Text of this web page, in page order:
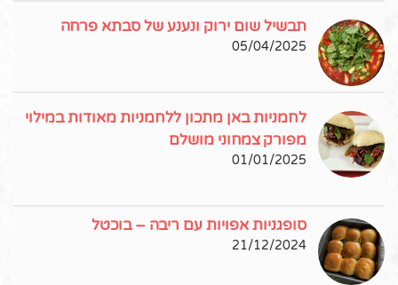
תבשיל שום ירוק ונענע של סבתא פרחה
05/04/2025
לחמניות באן מתכון ללחמניות מאודות במילוי
מפורק צמחוני מושלם
01/01/2025
סופגניות אפויות עם ריבה – בוכטל
21/12/2024